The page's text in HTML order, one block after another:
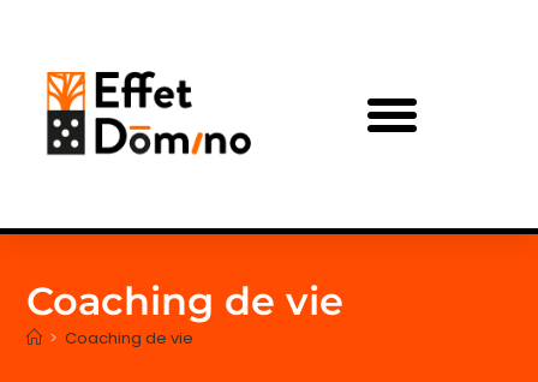
Coaching de vie
> Coaching de vie